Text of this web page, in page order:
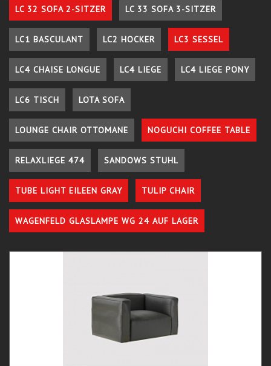
LC 32 SOFA 2-SITZER LC 33 SOFA 3-SITZER
LC1 BASCULANT LC2 HOCKER LC3 SESSEL
LC4 CHAISE LONGUE LC4 LIEGE LC4 LIEGE PONY
LC6 TISCH LOTA SOFA
LOUNGE CHAIR OTTOMANE NOGUCHI COFFEE TABLE
RELAXLIEGE 474 SANDOWS STUHL
TUBE LIGHT EILEEN GRAY TULIP CHAIR
WAGENFELD GLASLAMPE WG 24 AUF LAGER